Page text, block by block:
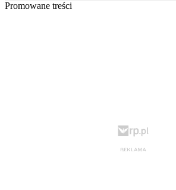
Promowane treści